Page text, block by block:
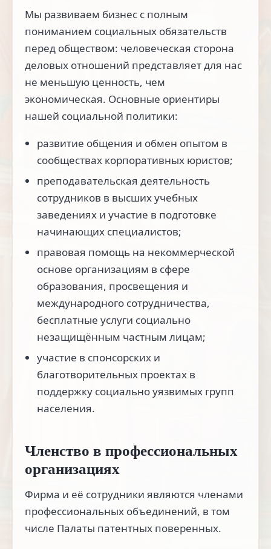
Мы развиваем бизнес с полным
пониманием социальных обязательств
перед обществом: человеческая сторона
деловых отношений представляет для нас
не меньшую ценность, чем
экономическая. Основные ориентиры
нашей социальной политики:
развитие общения и обмен опытом в
сообществах корпоративных юристов;
преподавательская деятельность
сотрудников в высших учебных
заведениях и участие в подготовке
начинающих специалистов;
правовая помощь на некоммерческой
основе организациям в сфере
образования, просвещения и
международного сотрудничества,
бесплатные услуги социально
незащищённым частным лицам;
участие в спонсорских и
благотворительных проектах в
поддержку социально уязвимых групп
населения.
Членство в профессиональных
организациях
Фирма и её сотрудники являются членами
профессиональных объединений, в том
числе Палаты патентных поверенных.